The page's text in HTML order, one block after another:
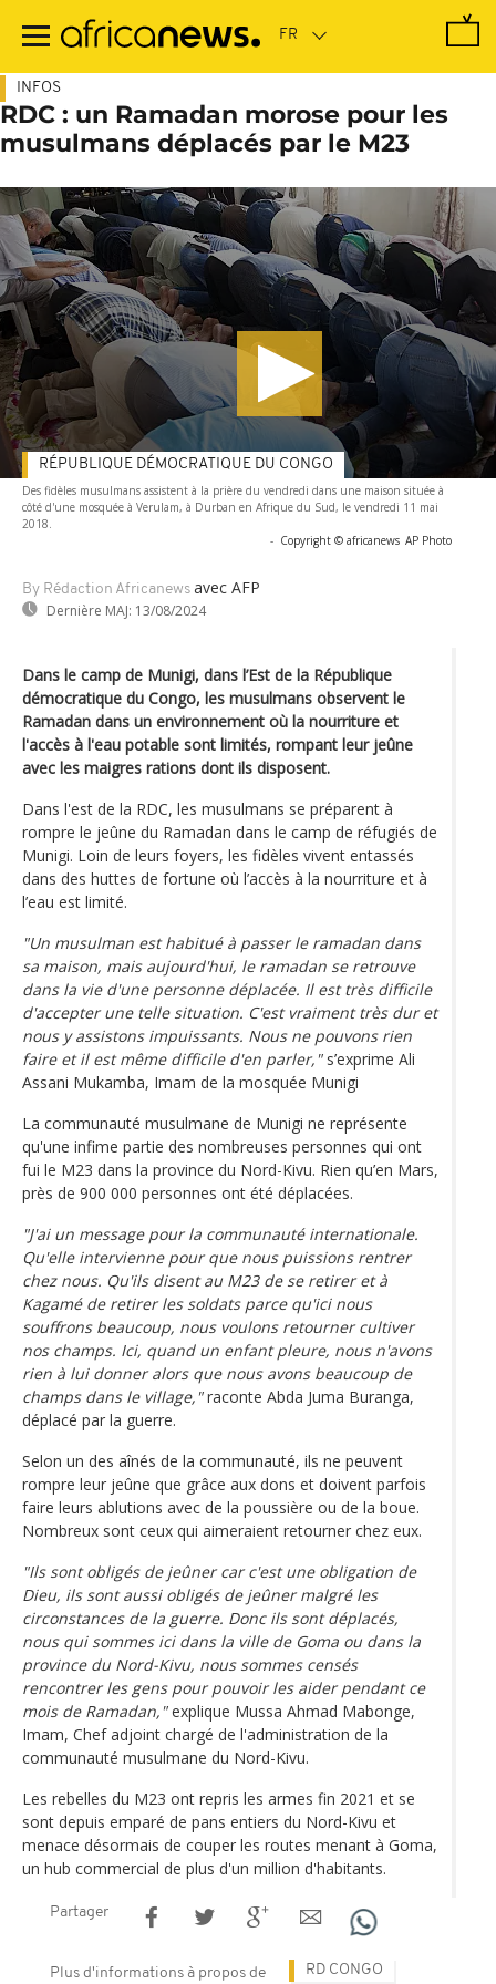
contenu
INFOS
RDC : un Ramadan morose pour les
musulmans déplacés par le M23
Des fidèles musulmans assistent à la prière du vendredi dans une maison située à
côté d'une mosquée à Verulam, à Durban en Afrique du Sud, le vendredi 11 mai
2018.
- Copyright © africanews AP Photo
By Rédaction Africanews avec AFP
Dernière MAJ: 13/08/2024
RÉPUBLIQUE DÉMOCRATIQUE DU CONGO
Dans le camp de Munigi, dans l’Est de la République
démocratique du Congo, les musulmans observent le
Ramadan dans un environnement où la nourriture et
l'accès à l'eau potable sont limités, rompant leur jeûne
avec les maigres rations dont ils disposent.
Dans l'est de la RDC, les musulmans se préparent à
rompre le jeûne du Ramadan dans le camp de réfugiés de
Munigi. Loin de leurs foyers, les fidèles vivent entassés
dans des huttes de fortune où l’accès à la nourriture et à
l’eau est limité.
"Un musulman est habitué à passer le ramadan dans
sa maison, mais aujourd'hui, le ramadan se retrouve
dans la vie d'une personne déplacée. Il est très difficile
d'accepter une telle situation. C'est vraiment très dur et
nous y assistons impuissants. Nous ne pouvons rien
faire et il est même difficile d'en parler,"s’exprime Ali
Assani Mukamba, Imam de la mosquée Munigi
La communauté musulmane de Munigi ne représente
qu'une infime partie des nombreuses personnes qui ont
fui le M23 dans la province du Nord-Kivu. Rien qu’en Mars,
près de 900 000 personnes ont été déplacées.
"J'ai un message pour la communauté internationale.
Qu'elle intervienne pour que nous puissions rentrer
chez nous. Qu'ils disent au M23 de se retirer et à
Kagamé de retirer les soldats parce qu'ici nous
souffrons beaucoup, nous voulons retourner cultiver
nos champs. Ici, quand un enfant pleure, nous n'avons
rien à lui donner alors que nous avons beaucoup de
champs dans le village,"raconte Abda Juma Buranga,
déplacé par la guerre.
Selon un des aînés de la communauté, ils ne peuvent
rompre leur jeûne que grâce aux dons et doivent parfois
faire leurs ablutions avec de la poussière ou de la boue.
Nombreux sont ceux qui aimeraient retourner chez eux.
"Ils sont obligés de jeûner car c'est une obligation de
Dieu, ils sont aussi obligés de jeûner malgré les
circonstances de la guerre. Donc ils sont déplacés,
nous qui sommes ici dans la ville de Goma ou dans la
province du Nord-Kivu, nous sommes censés
rencontrer les gens pour pouvoir les aider pendant ce
mois de Ramadan,"explique Mussa Ahmad Mabonge,
Imam, Chef adjoint chargé de l'administration de la
communauté musulmane du Nord-Kivu.
Les rebelles du M23 ont repris les armes fin 2021 et se
sont depuis emparé de pans entiers du Nord-Kivu et
menace désormais de couper les routes menant à Goma,
un hub commercial de plus d'un million d'habitants.
Partager
Plus d'informations à propos de RD CONGO